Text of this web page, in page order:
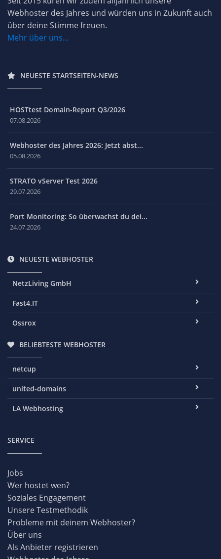
Webhoster des Jahres und würden uns in Zukunft auch
über deine Stimme freuen.
Mehr über uns...
NEUESTE STARTSEITEN-NEWS
HOSTtest Domain-Report Q3/2026
07.08.2026
Webhoster des Jahres 2026: Jetzt abst...
05.08.2026
STRATO vServer Test 2026
29.07.2026
Port Monitoring: So überwachst du dei...
24.07.2026
NEUESTE WEBHOSTER
NetzLiving GmbH
Fast4.IT
Ossrox
BELIEBTESTE WEBHOSTER
netcup
united-domains
LA Webhosting
SERVICE
Jobs
Wer hostet wen?
Soziales Engagement
Unsere Testmethodik
Probleme mit deinem Webhoster?
Über uns
Als Anbieter registrieren